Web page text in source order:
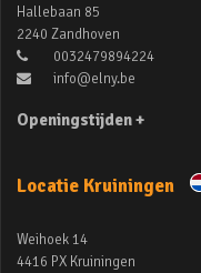
Hallebaan 85
2240 Zandhoven
0032479894224
info@elny.be
Openingstijden +
Locatie Kruiningen
Weihoek 14
4416 PX Kruiningen